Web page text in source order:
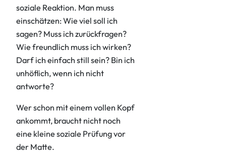
soziale Reaktion. Man muss
einschätzen: Wie viel soll ich
sagen? Muss ich zurückfragen?
Wie freundlich muss ich wirken?
Darf ich einfach still sein? Bin ich
unhöflich, wenn ich nicht
antworte?
Wer schon mit einem vollen Kopf
ankommt, braucht nicht noch
eine kleine soziale Prüfung vor
der Matte.